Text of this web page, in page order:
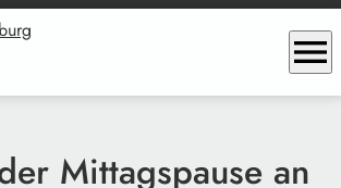
menu
Mittagspause an